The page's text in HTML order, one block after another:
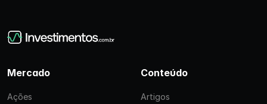
Mercado
Ações
Conteúdo
Artigos